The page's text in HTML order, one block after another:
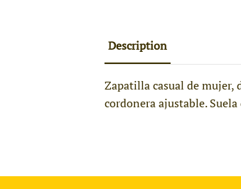
Description
Zapatilla casual de mujer,
cordonera ajustable.